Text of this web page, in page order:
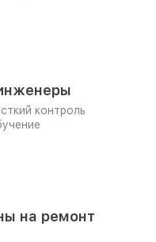
контроль
на ремонт